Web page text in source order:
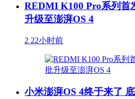
REDMI K100 Pro系列首
升级至澎湃OS 4
2 22小时前
小米澎湃OS 4终于来了